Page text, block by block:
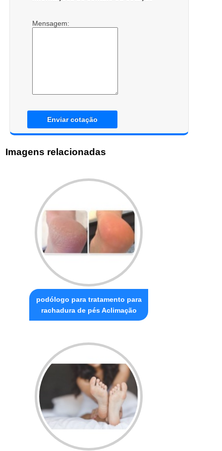
Mensagem:
Enviar cotação
Imagens relacionadas
podólogo para tratamento para
rachadura de pés Aclimação